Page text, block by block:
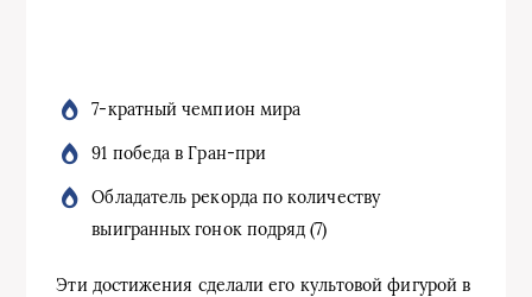
7-кратный чемпион мира
91 победа в Гран-при
Обладатель рекорда по количеству
выигранных гонок подряд (7)
Эти достижения сделали его культовой фигурой в